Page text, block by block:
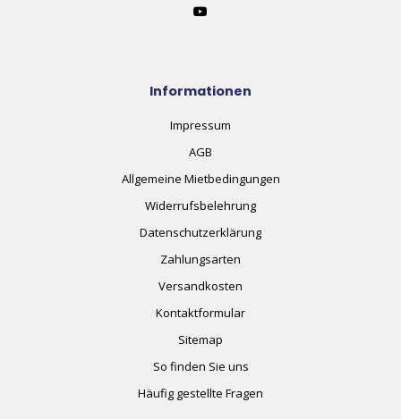
Informationen
Impressum
AGB
Allgemeine Mietbedingungen
Widerrufsbelehrung
Datenschutzerklärung
Zahlungsarten
Versandkosten
Kontaktformular
Sitemap
So finden Sie uns
Häufig gestellte Fragen